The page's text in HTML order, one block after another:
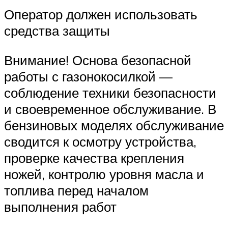
Оператор должен использовать
средства защиты
Внимание! Основа безопасной
работы с газонокосилкой —
соблюдение техники безопасности
и своевременное обслуживание. В
бензиновых моделях обслуживание
сводится к осмотру устройства,
проверке качества крепления
ножей, контролю уровня масла и
топлива перед началом
выполнения работ